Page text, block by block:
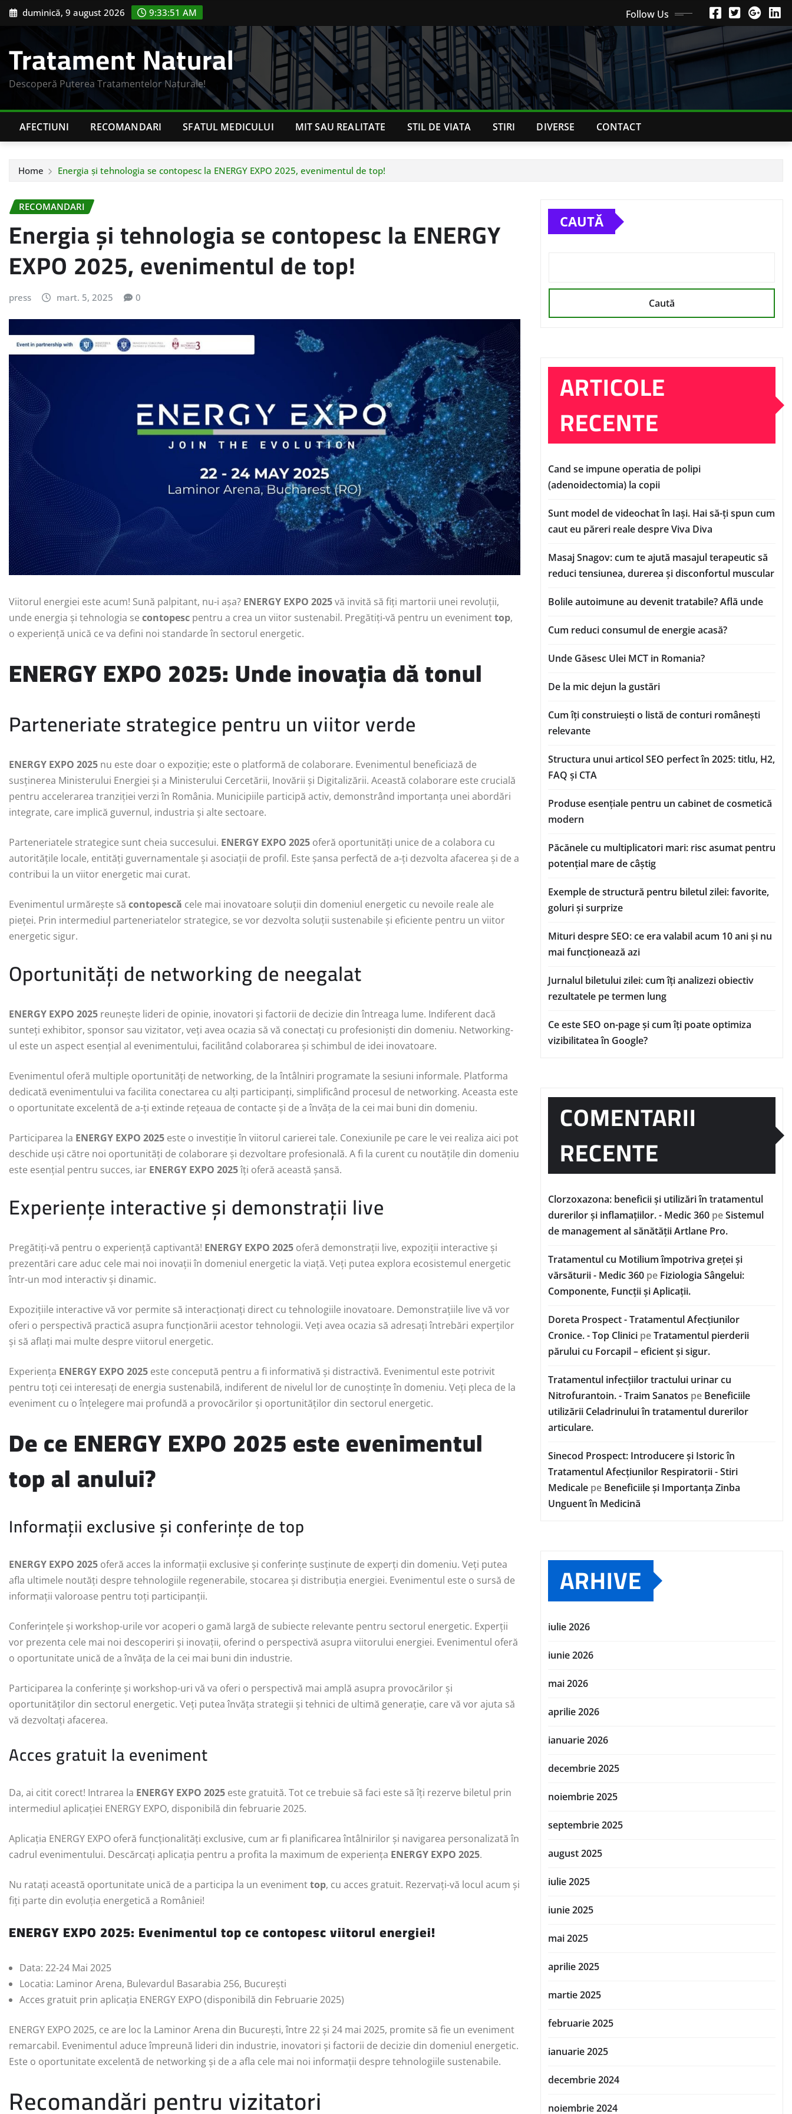
Skip duminică, 9 august 2026 9:33:52 AM Follow Us
Tratament Natural
Descoperă Puterea Tratamentelor Naturale!
AFECTIUNI RECOMANDARI SFATUL MEDICULUI MIT SAU REALITATE STIL DE VIATA STIRI DIVERSE CONTACT
Home Energia și tehnologia se contopesc la ENERGY EXPO 2025, evenimentul de top!
RECOMANDARI
Energia și tehnologia se contopesc la ENERGY
EXPO 2025, evenimentul de top!
press mart. 5, 2025 0
Viitorul energiei este acum! Sună palpitant, nu-i așa? ENERGY EXPO 2025vă invită să fiți martorii unei revoluții,
unde energia și tehnologia se contopesc pentru a crea un viitor sustenabil. Pregătiți-vă pentru un evenimenttop,
o experiență unică ce va defini noi standarde în sectorul energetic.
ENERGY EXPO 2025: Unde inovația dă tonul
Parteneriate strategice pentru un viitor verde
ENERGY EXPO 2025 nu este doar o expoziție; este o platformă de colaborare. Evenimentul beneficiază de
susținerea Ministerului Energiei și a Ministerului Cercetării, Inovării și Digitalizării. Această colaborare este crucială
pentru accelerarea tranziției verzi în România. Municipiile participă activ, demonstrând importanța unei abordări
integrate, care implică guvernul, industria și alte sectoare.
Parteneriatele strategice sunt cheia succesului. ENERGY EXPO 2025 oferă oportunități unice de a colabora cu
autoritățile locale, entități guvernamentale și asociații de profil. Este șansa perfectă de a-ți dezvolta afacerea și de a
contribui la un viitor energetic mai curat.
Evenimentul urmărește să contopescă cele mai inovatoare soluții din domeniul energetic cu nevoile reale ale
pieței. Prin intermediul parteneriatelor strategice, se vor dezvolta soluții sustenabile și eficiente pentru un viitor
energetic sigur.
Oportunități de networking de neegalat
ENERGY EXPO 2025 reunește lideri de opinie, inovatori și factorii de decizie din întreaga lume. Indiferent dacă
sunteți exhibitor, sponsor sau vizitator, veți avea ocazia să vă conectați cu profesioniști din domeniu. Networking-
ul este un aspect esențial al evenimentului, facilitând colaborarea și schimbul de idei inovatoare.
Evenimentul oferă multiple oportunități de networking, de la întâlniri programate la sesiuni informale. Platforma
dedicată evenimentului va facilita conectarea cu alți participanți, simplificând procesul de networking. Aceasta este
o oportunitate excelentă de a-ți extinde rețeaua de contacte și de a învăța de la cei mai buni din domeniu.
Participarea la ENERGY EXPO 2025 este o investiție în viitorul carierei tale. Conexiunile pe care le vei realiza aici pot
deschide uși către noi oportunități de colaborare și dezvoltare profesională. A fi la curent cu noutățile din domeniu
este esențial pentru succes, iar ENERGY EXPO 2025îți oferă această șansă.
Experiențe interactive și demonstrații live
Pregătiți-vă pentru o experiență captivantă! ENERGY EXPO 2025 oferă demonstrații live, expoziții interactive și
prezentări care aduc cele mai noi inovații în domeniul energetic la viață. Veți putea explora ecosistemul energetic
într-un mod interactiv și dinamic.
Expozițiile interactive vă vor permite să interacționați direct cu tehnologiile inovatoare. Demonstrațiile live vă vor
oferi o perspectivă practică asupra funcționării acestor tehnologii. Veți avea ocazia să adresați întrebări experților
și să aflați mai multe despre viitorul energetic.
Experiența ENERGY EXPO 2025 este concepută pentru a fi informativă și distractivă. Evenimentul este potrivit
pentru toți cei interesați de energia sustenabilă, indiferent de nivelul lor de cunoștințe în domeniu. Veți pleca de la
eveniment cu o înțelegere mai profundă a provocărilor și oportunităților din sectorul energetic.
De ce ENERGY EXPO 2025 este evenimentul
topal anului?
Informații exclusive și conferințe de top
ENERGY EXPO 2025 oferă acces la informații exclusive și conferințe susținute de experți din domeniu. Veți putea
afla ultimele noutăți despre tehnologiile regenerabile, stocarea și distribuția energiei. Evenimentul este o sursă de
informații valoroase pentru toți participanții.
Conferințele și workshop-urile vor acoperi o gamă largă de subiecte relevante pentru sectorul energetic. Experții
vor prezenta cele mai noi descoperiri și inovații, oferind o perspectivă asupra viitorului energiei. Evenimentul oferă
o oportunitate unică de a învăța de la cei mai buni din industrie.
Participarea la conferințe și workshop-uri vă va oferi o perspectivă mai amplă asupra provocărilor și
oportunităților din sectorul energetic. Veți putea învăța strategii și tehnici de ultimă generație, care vă vor ajuta să
vă dezvoltați afacerea.
Acces gratuit la eveniment
Da, ai citit corect! Intrarea la ENERGY EXPO 2025 este gratuită. Tot ce trebuie să faci este să îți rezerve biletul prin
intermediul aplicației ENERGY EXPO, disponibilă din februarie 2025.
Aplicația ENERGY EXPO oferă funcționalități exclusive, cum ar fi planificarea întâlnirilor și navigarea personalizată în
cadrul evenimentului. Descărcați aplicația pentru a profita la maximum de experiența ENERGY EXPO 2025.
Nu ratați această oportunitate unică de a participa la un evenimenttop, cu acces gratuit. Rezervați-vă locul acum și
fiți parte din evoluția energetică a României!
ENERGY EXPO 2025: Evenimentultopcecontopescviitorul energiei!
Data: 22-24 Mai 2025
Locatia: Laminor Arena, Bulevardul Basarabia 256, București
Acces gratuit prin aplicația ENERGY EXPO (disponibilă din Februarie 2025)
ENERGY EXPO 2025, ce are loc la Laminor Arena din București, între 22 și 24 mai 2025, promite să fie un eveniment
remarcabil. Evenimentul aduce împreună lideri din industrie, inovatori și factorii de decizie din domeniul energetic.
Este o oportunitate excelentă de networking și de a afla cele mai noi informații despre tehnologiile sustenabile.
Recomandări pentru vizitatori
CAUTĂ
Caută
ARTICOLE
RECENTE
Cand se impune operatia de polipi
(adenoidectomia) la copii
Sunt model de videochat în Iași. Hai să-ți spun cum
caut eu păreri reale despre Viva Diva
Masaj Snagov: cum te ajută masajul terapeutic să
reduci tensiunea, durerea și disconfortul muscular
Bolile autoimune au devenit tratabile? Află unde
Cum reduci consumul de energie acasă?
Unde Găsesc Ulei MCT in Romania?
De la mic dejun la gustări
Cum îți construiești o listă de conturi românești
relevante
Structura unui articol SEO perfect în 2025: titlu, H2,
FAQ și CTA
Produse esențiale pentru un cabinet de cosmetică
modern
Păcănele cu multiplicatori mari: risc asumat pentru
potențial mare de câștig
Exemple de structură pentru biletul zilei: favorite,
goluri și surprize
Mituri despre SEO: ce era valabil acum 10 ani și nu
mai funcționează azi
Jurnalul biletului zilei: cum îți analizezi obiectiv
rezultatele pe termen lung
Ce este SEO on-page și cum îți poate optimiza
vizibilitatea în Google?
COMENTARII
RECENTE
Clorzoxazona: beneficii și utilizări în tratamentul
durerilor și inflamațiilor. - Medic 360 peSistemul
de management al sănătății Artlane Pro.
Tratamentul cu Motilium împotriva greței și
vărsăturii - Medic 360 pe Fiziologia Sângelui:
Componente, Funcții și Aplicații.
Doreta Prospect - Tratamentul Afecțiunilor
Cronice. - Top Clinici peTratamentul pierderii
părului cu Forcapil – eficient și sigur.
Tratamentul infecțiilor tractului urinar cu
Nitrofurantoin. - Traim Sanatos pe Beneficiile
utilizării Celadrinului în tratamentul durerilor
articulare.
Sinecod Prospect: Introducere și Istoric în
Tratamentul Afecțiunilor Respiratorii - Stiri
Medicale pe Beneficiile și Importanța Zinba
Unguent în Medicină
ARHIVE
iulie 2026
iunie 2026
mai 2026
aprilie 2026
ianuarie 2026
decembrie 2025
noiembrie 2025
septembrie 2025
august 2025
iulie 2025
iunie 2025
mai 2025
aprilie 2025
martie 2025
februarie 2025
ianuarie 2025
decembrie 2024
noiembrie 2024